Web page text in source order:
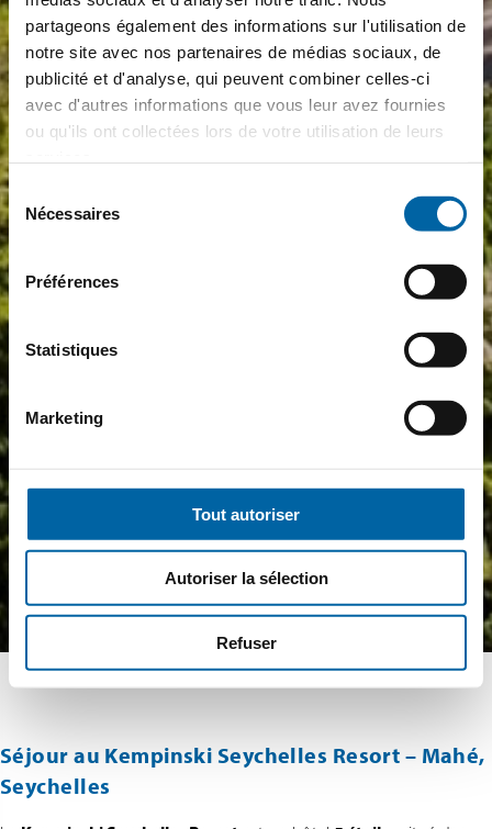
partageons également des informations sur l'utilisation de
notre site avec nos partenaires de médias sociaux, de
publicité et d'analyse, qui peuvent combiner celles-ci
avec d'autres informations que vous leur avez fournies
ou qu'ils ont collectées lors de votre utilisation de leurs
Sélection
du
consentement
Nécessaires
Préférences
Statistiques
Marketing
Tout autoriser
Autoriser la sélection
Refuser
Séjour au Kempinski Seychelles Resort – Mahé,
Seychelles